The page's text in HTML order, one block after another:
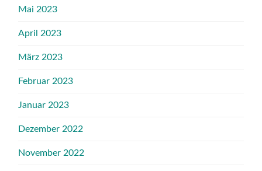
Mai 2023
April 2023
März 2023
Februar 2023
Januar 2023
Dezember 2022
November 2022